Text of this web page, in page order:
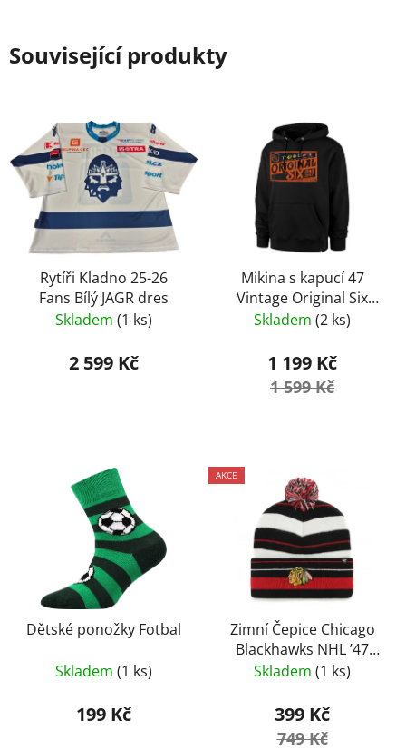
Související produkty
Rytíři Kladno 25-26
Fans Bílý JAGR dres
Skladem (1 ks)
2 599 Kč
Mikina s kapucí 47
Vintage Original Six
Burnside
Skladem (2 ks)
1 199 Kč
1 599 Kč
Dětské ponožky Fotbal
Skladem (1 ks)
199 Kč
AKCE
Zimní Čepice Chicago
Blackhawks NHL ’47
Power Line Cuff Knit –
Skladem (1 ks)
399 Kč
749 Kč